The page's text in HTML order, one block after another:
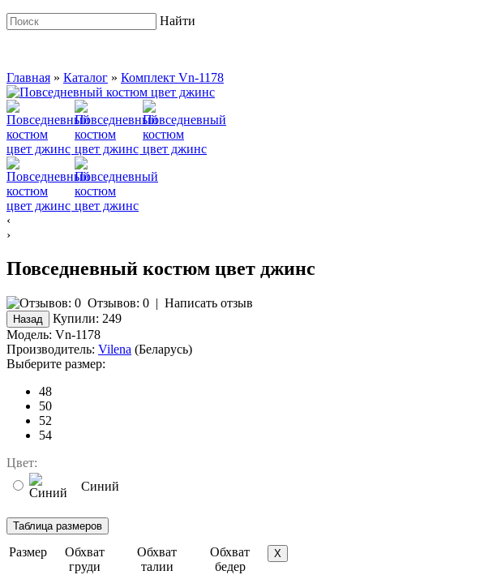
Найти
Главная » Каталог » Комплект Vn-1178
‹
›
Повседневный костюм цвет джинс
Отзывов: 0 | Написать отзыв
Купили: 249
Модель: Vn-1178
Производитель: Vilena (Беларусь)
Выберите размер:
48
50
52
54
Цвет:
Синий
Размер
Обхват
груди
Обхват
талии
Обхват
бедер
X